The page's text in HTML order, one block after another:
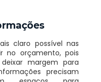
claro possível nas
no orçamento, pois
margem para
precisam